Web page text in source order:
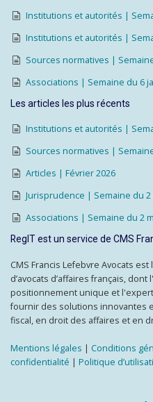
Institutions et autorités |
Institutions et autorités |
Sources normatives |
Associations | Semaine du 6
Les articles les plus récents
Institutions et autorités |
Sources normatives |
Articles | Février 2026
Jurisprudence | Semaine du 2
Associations | Semaine du 2
RegIT est un service de CMS
CMS Francis Lefebvre Avocats
d’avocats d’affaires français,
positionnement unique et
fournir des solutions innovantes
fiscal, en droit des affaires et en
Mentions légales | Conditions
confidentialité | Politique